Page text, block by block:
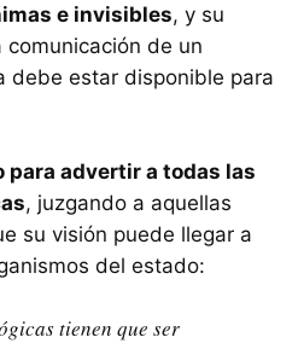
e invisibles, y su
de un
debe estar disponible para
para advertir a todas las
, juzgando a aquellas
su visión puede llegar a
del estado:
tienen que ser